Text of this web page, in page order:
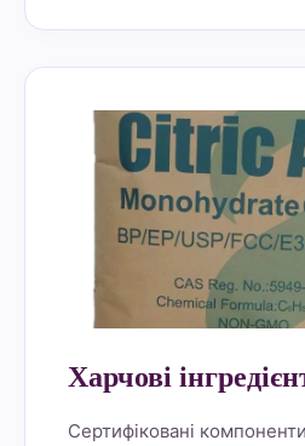
Харчові
Сертифіковані